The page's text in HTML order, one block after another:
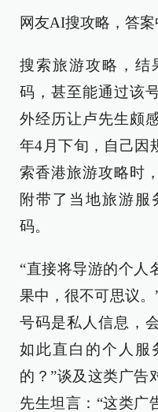
网友AI搜攻略，答
搜索旅游攻略，结
码，甚至能通过该
外经历让卢先生颇
年4月下旬，自己因
索香港旅游攻略时
附带了当地旅游
码。
“直接将导游的个人
果中，很不可思议
号码是私人信息，
如此直白的个人服
的？”谈及这类广告
先生坦言：“这类广